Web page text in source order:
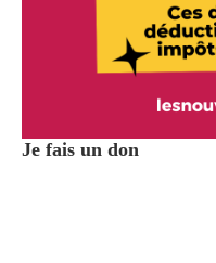
Je fais un don